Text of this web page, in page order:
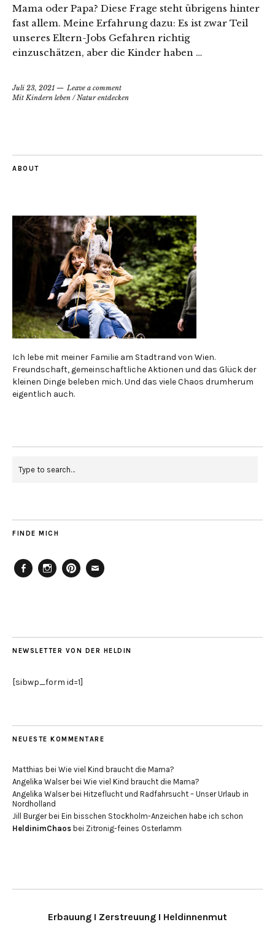
Mama oder Papa? Diese Frage steht übrigens hinter
fast allem. Meine Erfahrung dazu: Es ist zwar Teil
unseres Eltern-Jobs Gefahren richtig
einzuschätzen, aber die Kinder haben …
Juli 23, 2021
Leave a comment
Mit Kindern leben /Natur entdecken
ABOUT
Ich lebe mit meiner Familie am Stadtrand von Wien.
Freundschaft, gemeinschaftliche Aktionen und das Glück der
kleinen Dinge beleben mich. Und das viele Chaos drumherum
eigentlich auch.
FINDE MICH
NEWSLETTER VON DER HELDIN
[sibwp_form id=1]
NEUESTE KOMMENTARE
Matthias bei Wie viel Kind braucht die Mama?
Angelika Walserbei Wie viel Kind braucht die Mama?
Angelika Walserbei Hitzeflucht und Radfahrsucht – Unser Urlaub in
Nordholland
Jill Burgerbei Ein bisschen Stockholm-Anzeichen habe ich schon
HeldinimChaos bei Zitronig-feines Osterlamm
Erbauung I Zerstreuung I Heldinnenmut